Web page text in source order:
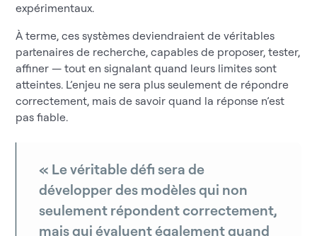
expérimentaux.
À terme, ces systèmes deviendraient de véritables
partenaires de recherche, capables de proposer, tester,
affiner — tout en signalant quand leurs limites sont
atteintes. L’enjeu ne sera plus seulement de répondre
correctement, mais de savoir quand la réponse n’est
pas fiable.
« Le véritable défi sera de
développer des modèles qui non
seulement répondent correctement,
mais qui évaluent également quand